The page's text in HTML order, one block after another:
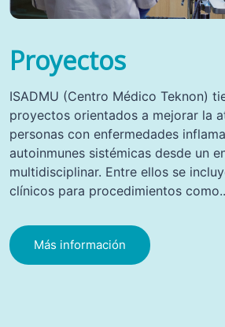
Proyectos
ISADMU (Centro Médico Teknon)
proyectos orientados a mejorar la
personas con enfermedades
autoinmunes sistémicas desde un
multidisciplinar. Entre ellos se
clínicos para procedimientos
Más información